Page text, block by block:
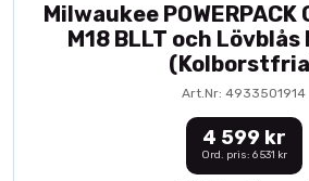
Milwaukee
M18 BLLT och Lövblås
Art.Nr: 4933501914
4 599 kr
Ord. pris: 6 531 kr